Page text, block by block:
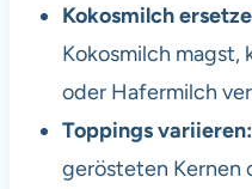
Kokosmilch
Kokosmilch magst,
oder Hafermilch
Toppings variieren:
gerösteten Kernen